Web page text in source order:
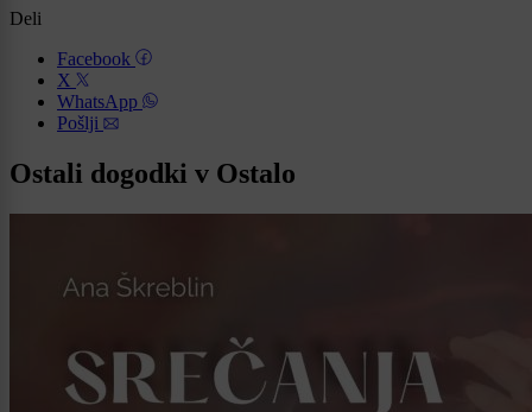
Deli
Facebook
X
WhatsApp
Pošlji
Ostali dogodki v Ostalo